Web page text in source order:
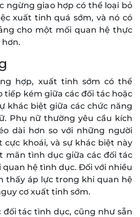
ngừng giao hợp có thể loại bỏ
xuất tinh quá sớm, và nó có
cho một mối quan hệ thực
hợp, xuất tinh sớm có thể
tiếp kém giữa các đối tác hoặc
khác biệt giữa các chức năng
Phụ nữ thường yêu cầu kích
dài hơn so với những người
cực khoái, và sự khác biệt này
mãn tình dục giữa các đối tác
hệ tình dục. Đối với nhiều
thấy áp lực trong khi quan hệ
cơ xuất tinh sớm.
đối tác tình dục, cũng như sẵn